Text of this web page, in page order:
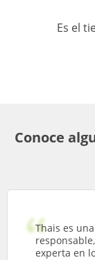
Es el
Conoce
Thais es
experta en